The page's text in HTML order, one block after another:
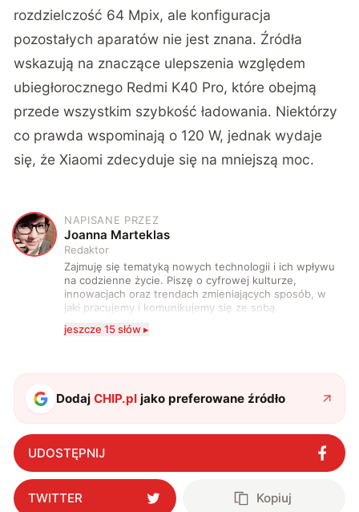
rozdzielczość 64 Mpix, ale konfiguracja
pozostałych aparatów nie jest znana. Źródła
wskazują na znaczące ulepszenia względem
ubiegłorocznego Redmi K40 Pro, które obejmą
przede wszystkim szybkość ładowania. Niektórzy
co prawda wspominają o 120 W, jednak wydaje
się, że Xiaomi zdecyduje się na mniejszą moc.
J
NAPISANE PRZEZ
Joanna Marteklas
Redaktor
Zajmuję się tematyką nowych technologii i ich wpływu
na codzienne życie. Piszę o cyfrowej kulturze,
innowacjach oraz trendach zmieniających sposób, w
jaki pracujemy i komunikujemy się ze sobą.
technologii a współczesną popkulturą. W wolnych
jeszcze 15 słów ▸
DodajCHIP.pl jako preferowane źródło
UDOSTĘPNIJ
TWITTER Kopiuj